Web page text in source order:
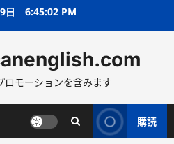
日 6:45:04 PM
ロモーションを含みます
購読